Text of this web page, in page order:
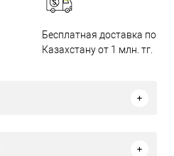
Бесплатная доставка по
Казахстану от 1 млн. тг.